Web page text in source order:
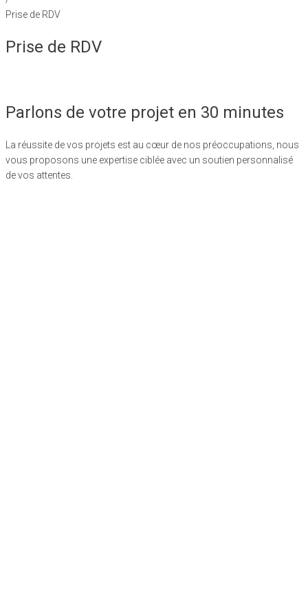
Prise de RDV
Prise de RDV
Parlons de votre projet en 30 minutes
La réussite de vos projets est au cœur de nos préoccupations, nous
vous proposons une expertise ciblée avec un soutien personnalisé
de vos attentes.